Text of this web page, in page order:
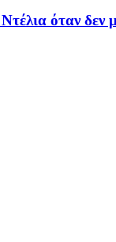
όταν δεν